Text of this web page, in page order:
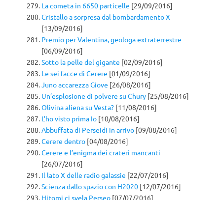
La cometa in 6650 particelle [29/09/2016]
Cristallo a sorpresa dal bombardamento X
[13/09/2016]
Premio per Valentina, geologa extraterrestre
[06/09/2016]
Sotto la pelle del gigante [02/09/2016]
Le sei facce di Cerere [01/09/2016]
Juno accarezza Giove [26/08/2016]
Un’esplosione di polvere su Chury [25/08/2016]
Olivina aliena su Vesta? [11/08/2016]
L’ho visto prima Io [10/08/2016]
Abbuffata di Perseidi in arrivo [09/08/2016]
Cerere dentro [04/08/2016]
Cerere e l’enigma dei crateri mancanti
[26/07/2016]
Il lato X delle radio galassie [22/07/2016]
Scienza dallo spazio con H2020 [12/07/2016]
Hitomi ci svela Perseo [07/07/2016]